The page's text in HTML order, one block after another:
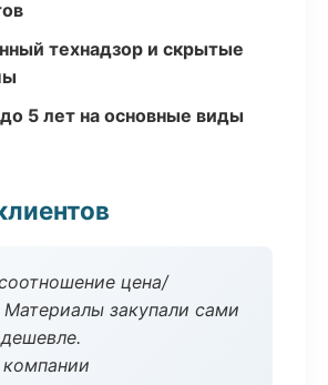
технадзор и скрытые
5 лет на основные виды
цена/
Материалы закупали сами